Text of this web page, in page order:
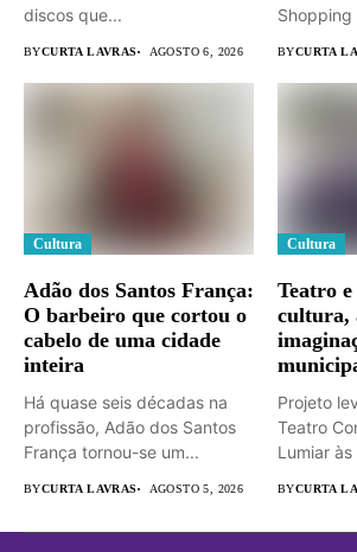
discos que...
BYCURTA LAVRAS AGOSTO 6, 2026
Shopping
BYCURTA
Cultura
Adão dos Santos França:
O barbeiro que cortou o
cabelo de uma cidade
inteira
Há quase seis décadas na
profissão, Adão dos Santos
França tornou-se um...
BYCURTA LAVRAS AGOSTO 5, 2026
Cultura
Teatro
cultura,
Projeto
Teatro
Lumiar
BYCURTA